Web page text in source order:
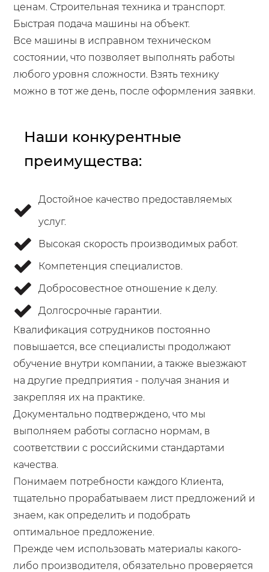
ценам. Строительная техника и транспорт.
Быстрая подача машины на объект.
Все машины в исправном техническом
состоянии, что позволяет выполнять работы
любого уровня сложности. Взять технику
можно в тот же день, после оформления заявки.
Наши конкурентные
преимущества:
Достойное качество предоставляемых
услуг.
Высокая скорость производимых работ.
Компетенция специалистов.
Добросовестное отношение к делу.
Долгосрочные гарантии.
Квалификация сотрудников постоянно
повышается, все специалисты продолжают
обучение внутри компании, а также выезжают
на другие предприятия - получая знания и
закрепляя их на практике.
Документально подтверждено, что мы
выполняем работы согласно нормам, в
соответствии с российскими стандартами
качества.
Понимаем потребности каждого Клиента,
тщательно прорабатываем лист предложений и
знаем, как определить и подобрать
оптимальное предложение.
Прежде чем использовать материалы какого-
либо производителя, обязательно проверяется